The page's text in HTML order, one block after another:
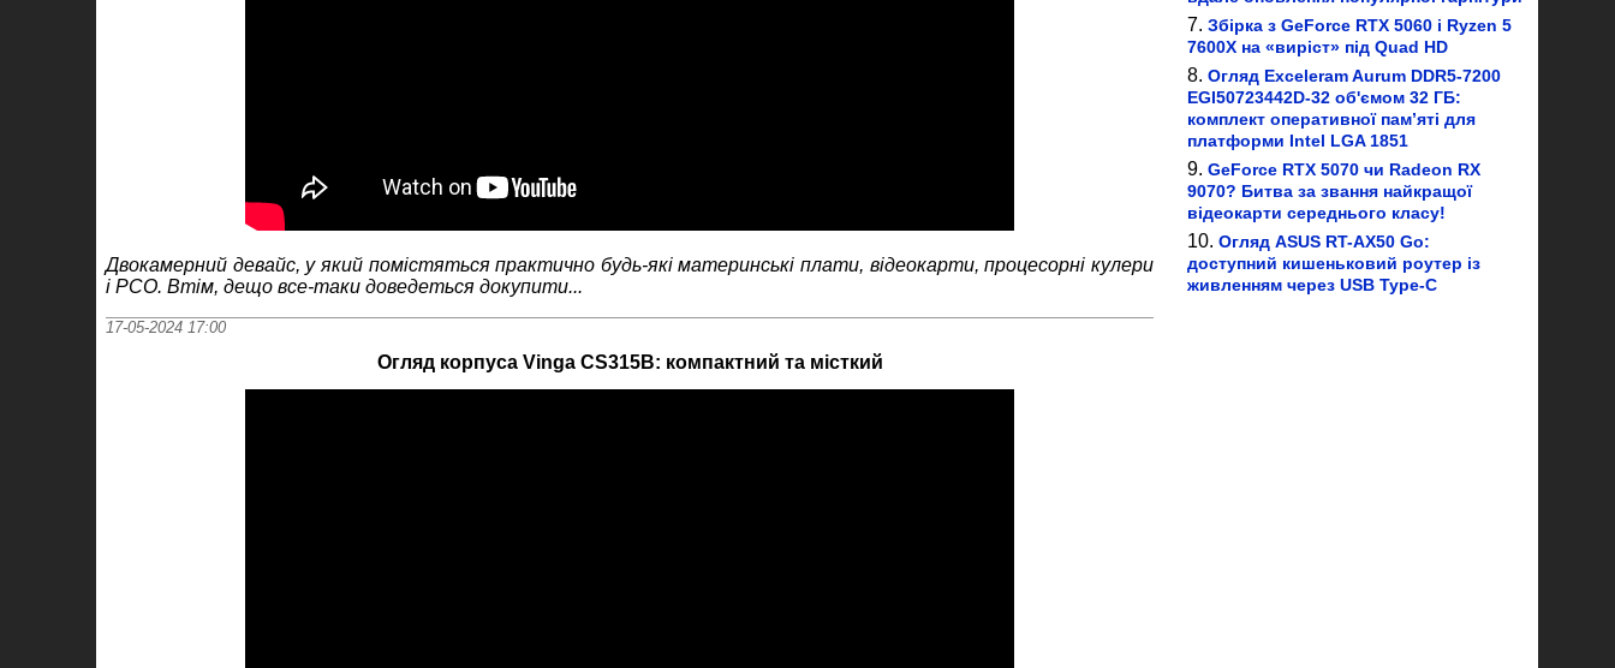
Двокамерний девайс, у який помістяться практично будь-які материнські плати, відеокарти, процесорні кулери
і РСО. Втім, дещо все-таки доведеться докупити...
17-05-2024 17:00
Огляд корпуса Vinga CS315B: компактний та місткий
Збірка з GeForce RTX 5060 і Ryzen 5
7600X на «виріст» під Quad HD
Огляд Exceleram Aurum DDR5-7200
EGI50723442D-32 об'ємом 32 ГБ:
комплект оперативної пам’яті для
платформи Intel LGA 1851
GeForce RTX 5070 чи Radeon RX
9070? Битва за звання найкращої
відеокарти середнього класу!
Огляд ASUS RT-AX50 Go:
доступний кишеньковий роутер із
живленням через USB Type-C